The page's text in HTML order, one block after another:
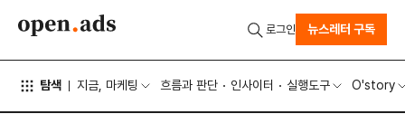
탐색 지금, 마케팅 흐름과 판단 인사이터 실행도구 O'story
로그인 뉴스레터 구독